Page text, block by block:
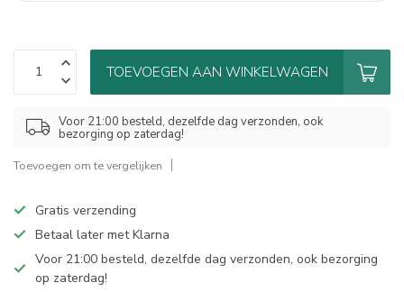
TOEVOEGEN AAN WINKELWAGEN
Voor 21:00 besteld, dezelfde dag verzonden, ook
bezorging op zaterdag!
Toevoegen om te vergelijken
Gratis verzending
Betaal later met Klarna
Voor 21:00 besteld, dezelfde dag verzonden, ook bezorging
op zaterdag!